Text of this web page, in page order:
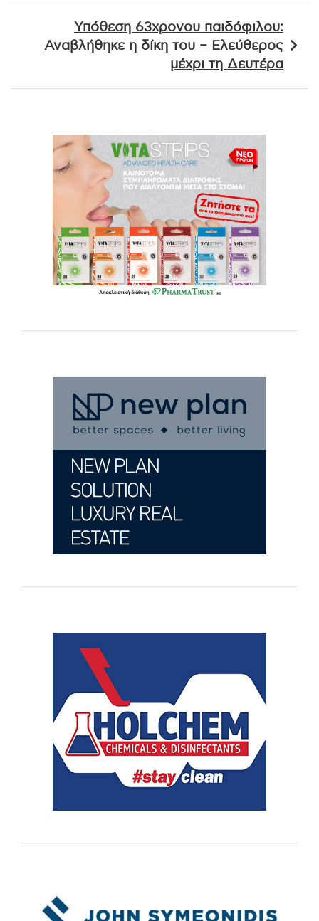
Υπόθεση 63χρονου παιδόφιλου:
Αναβλήθηκε η δίκη του – Ελεύθερος
μέχρι τη Δευτέρα